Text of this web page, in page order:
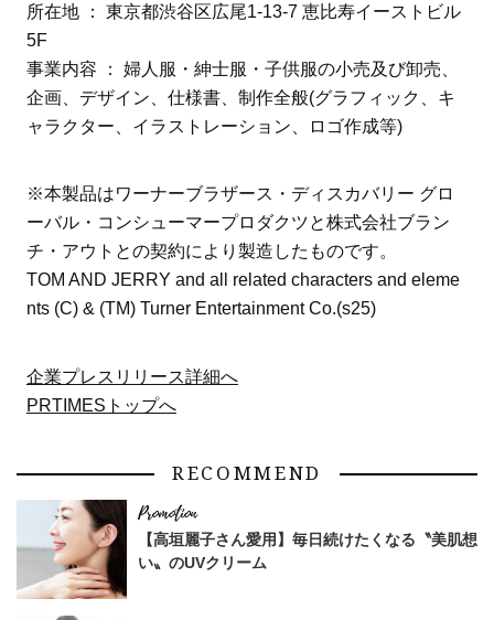
所在地 ： 東京都渋谷区広尾1-13-7 恵比寿イーストビル
5F
事業内容 ： 婦人服・紳士服・子供服の小売及び卸売、
企画、デザイン、仕様書、制作全般(グラフィック、キ
ャラクター、イラストレーション、ロゴ作成等)
※本製品はワーナーブラザース・ディスカバリー グロ
ーバル・コンシューマープロダクツと株式会社ブラン
チ・アウトとの契約により製造したものです。
TOM AND JERRY and all related characters and eleme
nts (C) & (TM) Turner Entertainment Co.(s25)
企業プレスリリース詳細へ
PRTIMESトップへ
RECOMMEND
【高垣麗子さん愛用】毎日続けたくなる〝美肌想
い〟のUVクリーム